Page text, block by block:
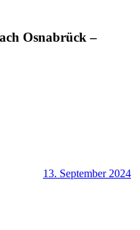
Osnabrück –
13. September 2024